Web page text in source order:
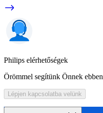
Philips elérhetőségek
Örömmel segítünk Önnek ebben
Lépjen kapcsolatba velünk